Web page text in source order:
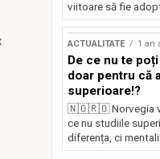
viitoare să fie
ACTUALITATE 1 an
De ce nu te
doar pentru că
superioare!?
🇳🇴🇷🇴 Norvegia
ce nu studiile
diferența, ci